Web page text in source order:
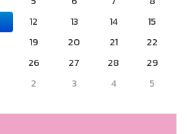
12 13 14
15
19 20 21
22
26 27 28
29
2 3 4 5